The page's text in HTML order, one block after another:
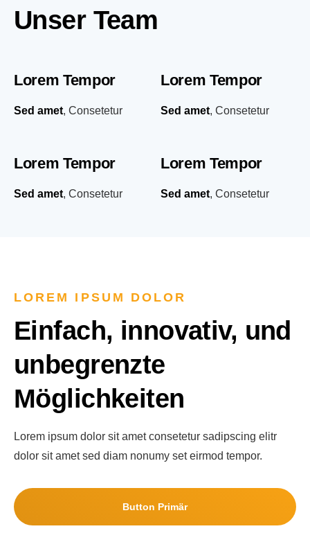
Unser Team
Lorem Tempor
Sed amet, Consetetur
Lorem Tempor
Sed amet, Consetetur
Lorem Tempor
Sed amet, Consetetur
Lorem Tempor
Sed amet, Consetetur
LOREM IPSUM DOLOR
Einfach, innovativ, und
unbegrenzte
Möglichkeiten
Lorem ipsum dolor sit amet consetetur sadipscing elitr
dolor sit amet sed diam nonumy set eirmod tempor.
Button Primär